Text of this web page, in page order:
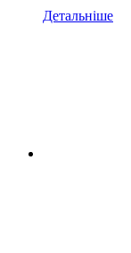
Детальніше